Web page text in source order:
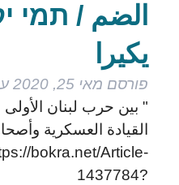
الضم / תמי
يكيرا
פורסם מאי 25, 2020
" بين حرب لبنان
القيادة العسكرية
bokra.net/Article-
1437784?